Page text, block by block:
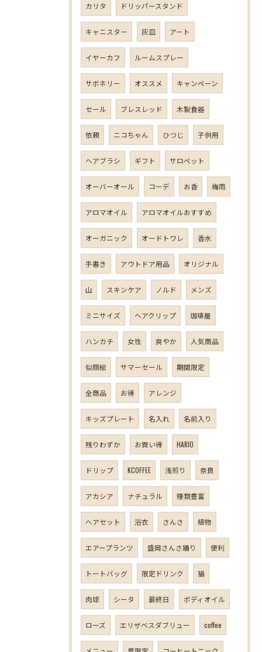
カリタ ドリッパースタンド
キャニスター 灰皿 アート
イヤーカフ ルームスプレー
サボネリー オススメ キャンペーン
セール ブレスレッド 木製食器
依頼 ニコちゃん ひつじ 子供用
ヘアブラシ ギフト サロペット
オーバーオール コーデ お香 梅雨
アロマオイル アロマオイルおすすめ
オーガニック オードトワレ 香水
手書き アウトドア用品 オリジナル
山 スキンケア ノルド メンズ
ミニサイズ ヘアクリップ 珈琲屋
ハンカチ 女性 爽やか 人気商品
似顔絵 サマーセール 期間限定
全商品 お得 アレンジ
キッズプレート 名入れ 名前入り
残りわずか お買い得 HARIO
ドリップ KCOFFEE 浅煎り 奈良
アカシア ナチュラル 種類豊富
ヘアセット 浴衣 さんさ 植物
エアープランツ 盛岡さんさ踊り 便利
トートバッグ 限定ドリンク 猫
肉球 シータ 最終日 ボディオイル
ローズ エリザベスダブリュー coffee